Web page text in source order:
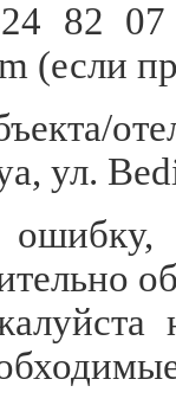
82
(если
ул.